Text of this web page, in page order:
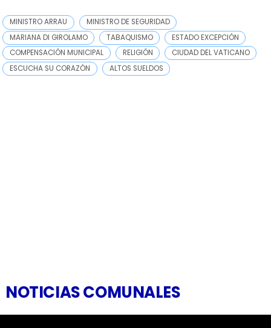
MINISTRO ARRAU
MINISTRO DE SEGURIDAD
MARIANA DI GIROLAMO
TABAQUISMO
ESTADO EXCEPCIÓN
COMPENSACIÓN MUNICIPAL
RELIGIÓN
CIUDAD DEL VATICANO
ESCUCHA SU CORAZÓN
ALTOS SUELDOS
NOTICIAS COMUNALES